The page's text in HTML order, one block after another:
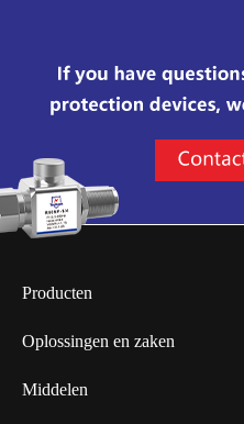
Producten
Oplossingen en zaken
Middelen